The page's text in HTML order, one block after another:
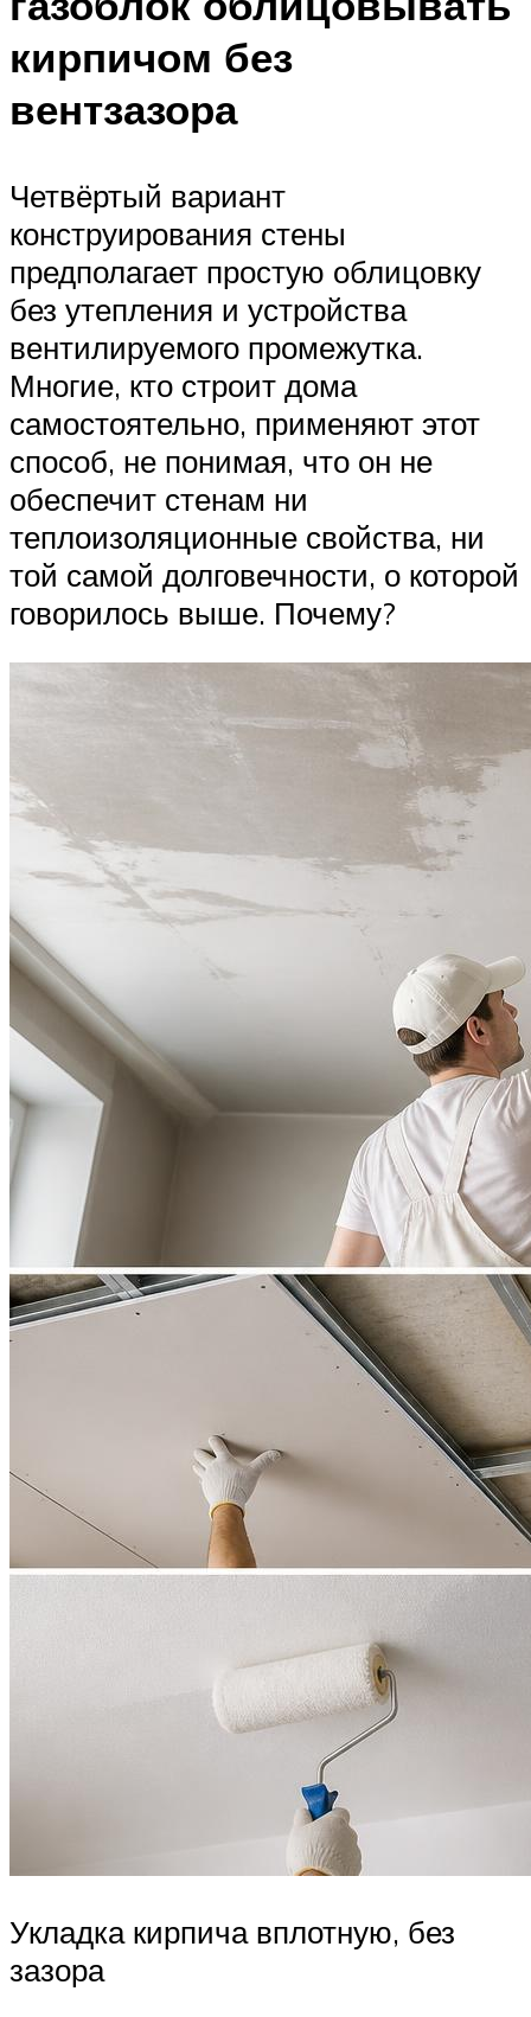
кирпичом без
вентзазора
Четвёртый вариант
конструирования стены
предполагает простую облицовку
без утепления и устройства
вентилируемого промежутка.
Многие, кто строит дома
самостоятельно, применяют этот
способ, не понимая, что он не
обеспечит стенам ни
теплоизоляционные свойства, ни
той самой долговечности, о которой
говорилось выше. Почему?
Укладка кирпича вплотную, без
зазора